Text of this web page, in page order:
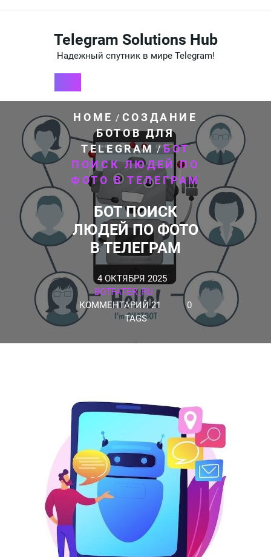
содержимомуTelegram Solutions Hub
Надежный спутник в мире Telegram!
HOME / СОЗДАНИЕ
БОТОВ ДЛЯ
TELEGRAM /БОТ
ПОИСК ЛЮДЕЙ ПО
ФОТО В ТЕЛЕГРАМ
БОТ ПОИСК
ЛЮДЕЙ ПО ФОТО
В ТЕЛЕГРАМ
4 ОКТЯБРЯ 2025
BOTFATER_RU
КОММЕНТАРИЙ 21
0
TAGS